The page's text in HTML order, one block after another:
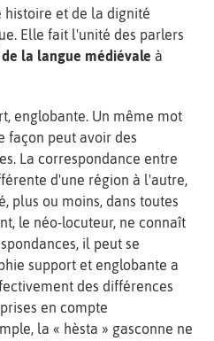
histoire et de la dignité
Elle fait l'unité des parlers
la langue médiévale à
englobante. Un même mot
façon peut avoir des
La correspondance entre
d'une région à l'autre,
plus ou moins, dans toutes
le néo-locuteur, ne connaît
il peut se
support et englobante a
des différences
en compte
la « hèsta » gasconne ne